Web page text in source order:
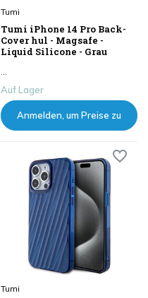
Tumi
Tumi iPhone 14 Pro Back-
Cover hul - Magsafe -
Liquid Silicone - Grau
Auf Lager
Anmelden, um Preise zu
Tumi